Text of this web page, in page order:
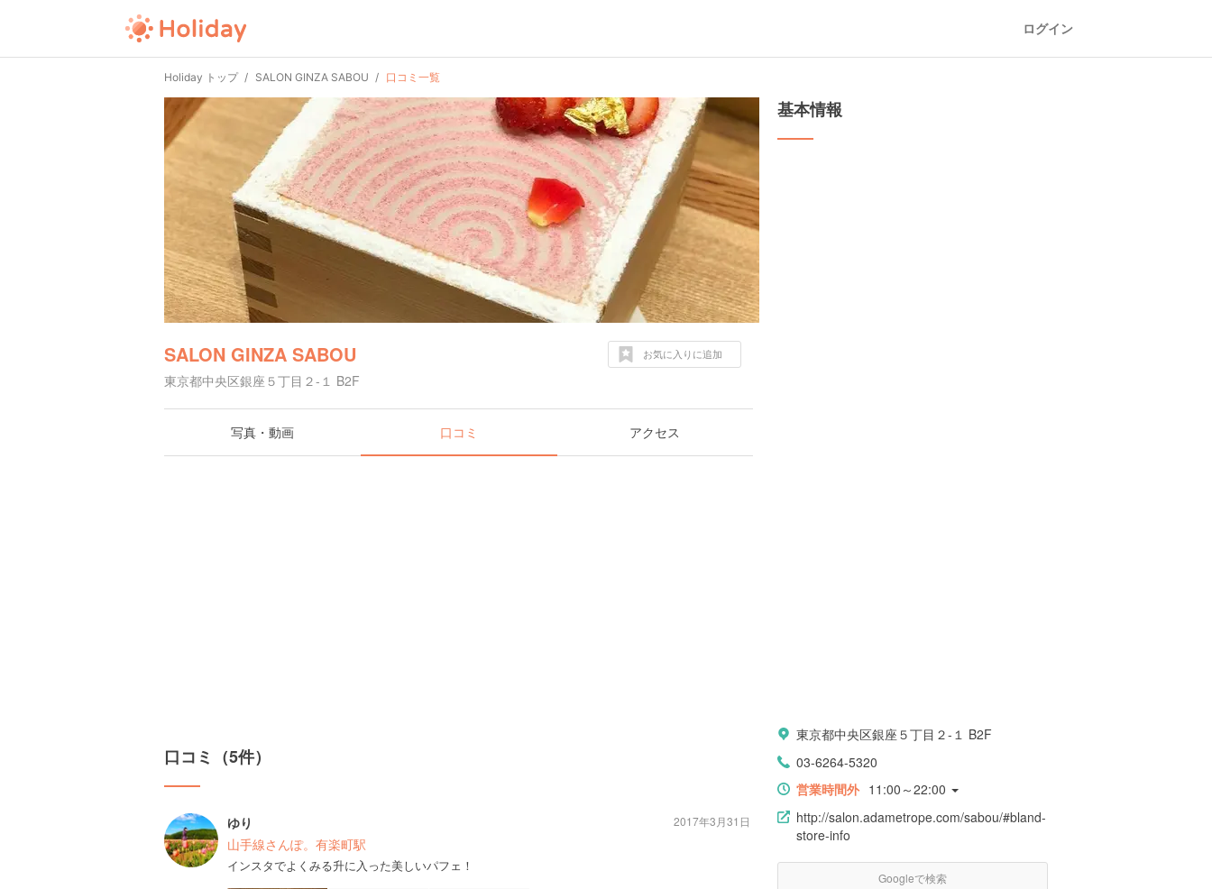
ログイン
Holiday トップ SALON GINZA SABOU 口コミ一覧
SALON GINZA SABOU
東京都中央区銀座５丁目２-１ B2F
お気に入りに追加
写真・動画 口コミ アクセス
口コミ（5件）
ゆり
山手線さんぽ。有楽町駅
インスタでよくみる升に入った美しいパフェ！
2017年3月31日
基本情報
東京都中央区銀座５丁目２-１ B2F
03-6264-5320
営業時間外 11:00～22:00
http://salon.adametrope.com/sabou/#bland-
store-info
Googleで検索